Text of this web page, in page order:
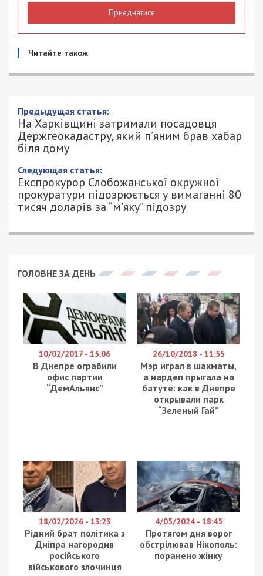
Приєднатися
Читайте також
На Харківщині затримали посадовця
Держгеокадастру, який п’яним брав
хабар біля дому
13/05/2026 - 14:44
ПЕТРО ЩУКІН - СПЕЦИАЛЬНО ДЛЯ
49000.COM.UA
514
Державне бюро розслідувань у співпраці з СБУ
викрило завідувача одного із секторів
роботу” в обмін на 300 тисяч гривень. Про це
повідомляє49000з посиланням на ДБР та
Харківську обласну прокуратуру.
Схема штучного тиску
Попри дію мораторію на позапланові перевірки,
чиновник переконав аграрія самостійно написати
заяву на проведення такої перевірки. Натомість
він гарантував “безпроблемне” проходження